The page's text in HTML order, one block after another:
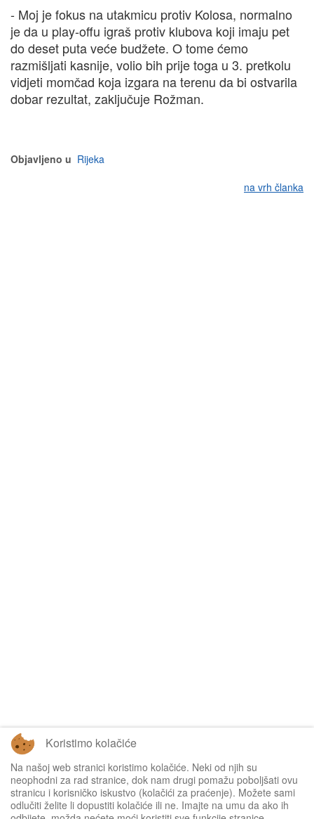
- Moj je fokus na utakmicu protiv Kolosa, normalno
je da u play-offu igraš protiv klubova koji imaju pet
do deset puta veće budžete. O tome ćemo
razmišljati kasnije, volio bih prije toga u 3. pretkolu
vidjeti momčad koja izgara na terenu da bi ostvarila
dobar rezultat, zaključuje Rožman.
Objavljeno u Rijeka
na vrh članka
Tablice omogućujeSofascore
Koristimo kolačiće
Na našoj web stranici koristimo kolačiće. Neki od njih su
neophodni za rad stranice, dok nam drugi pomažu poboljšati ovu
stranicu i korisničko iskustvo (kolačići za praćenje). Možete sami
odlučiti želite li dopustiti kolačiće ili ne. Imajte na umu da ako ih